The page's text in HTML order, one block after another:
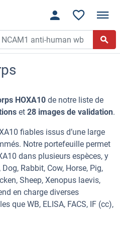
HOXA10 de notre liste de
et 28 images de validation.
fiables issus d’une large
Notre portefeuille permet
dans plusieurs espèces, y
Rabbit, Cow, Horse, Pig,
Sheep, Xenopus laevis,
en charge diverses
que WB, ELISA, FACS, IF (cc),